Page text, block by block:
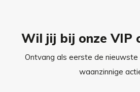
Wil jij bij onze VIP
Ontvang als eerste de nieuwste
waanzinnige